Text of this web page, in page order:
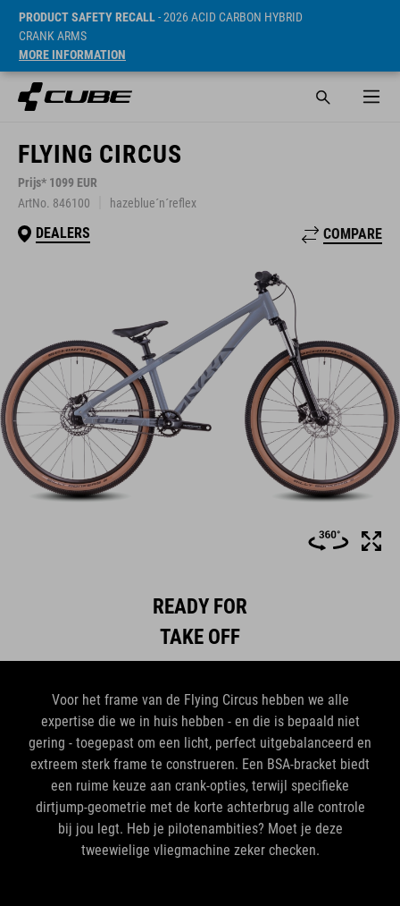
PRODUCT SAFETY RECALL- 2026 ACID CARBON HYBRID
CRANK ARMS
MORE INFORMATION
FLYING CIRCUS
Prijs* 1099 EUR
ArtNo. 846100
hazeblue´n´reflex
DEALERS COMPARE
READY FOR
TAKE OFF
Voor het frame van de Flying Circus hebben we alle
expertise die we in huis hebben - en die is bepaald niet
gering - toegepast om een licht, perfect uitgebalanceerd en
extreem sterk frame te construeren. Een BSA-bracket biedt
een ruime keuze aan crank-opties, terwijl specifieke
dirtjump-geometrie met de korte achterbrug alle controle
bij jou legt. Heb je pilotenambities? Moet je deze
tweewielige vliegmachine zeker checken.